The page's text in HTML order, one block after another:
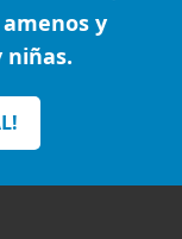
y
niñas.